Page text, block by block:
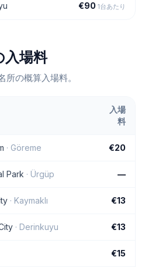
€90 1台あたり
入場料
の概算入場料。
入場
料
· Göreme €20
Park · Ürgüp —
· Kaymaklı €13
· Derinkuyu €13
€15